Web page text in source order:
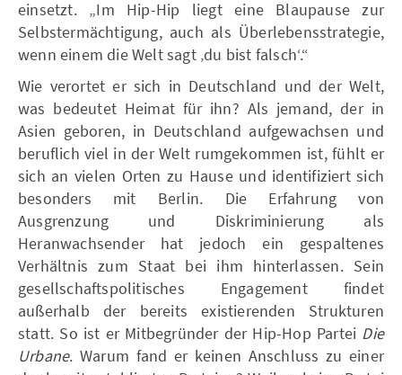
einsetzt. „Im Hip-Hip liegt eine Blaupause zur
Selbstermächtigung, auch als Überlebensstrategie,
wenn einem die Welt sagt ‚du bist falsch‘.“
Wie verortet er sich in Deutschland und der Welt,
was bedeutet Heimat für ihn? Als jemand, der in
Asien geboren, in Deutschland aufgewachsen und
beruflich viel in der Welt rumgekommen ist, fühlt er
sich an vielen Orten zu Hause und identifiziert sich
besonders mit Berlin. Die Erfahrung von
Ausgrenzung und Diskriminierung als
Heranwachsender hat jedoch ein gespaltenes
Verhältnis zum Staat bei ihm hinterlassen. Sein
gesellschaftspolitisches Engagement findet
außerhalb der bereits existierenden Strukturen
statt. So ist er Mitbegründer der Hip-Hop Partei Die
Urbane. Warum fand er keinen Anschluss zu einer